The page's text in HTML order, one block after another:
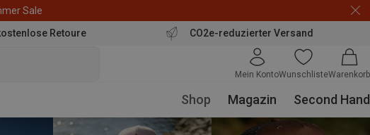
Sale
Retoure CO2e-reduzierter Versand
Mein KontoWunschlisteWarenkorb
Shop Magazin Second Hand